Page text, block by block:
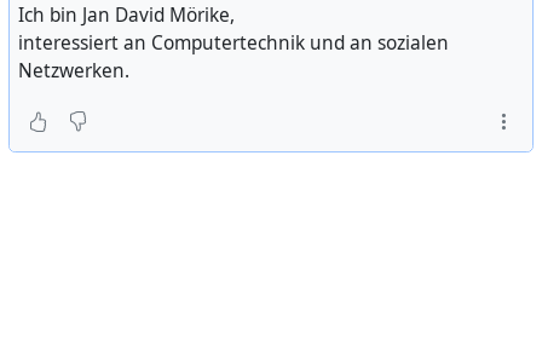
Ich bin Jan David Mörike,
interessiert an Computertechnik und an sozialen
Netzwerken.